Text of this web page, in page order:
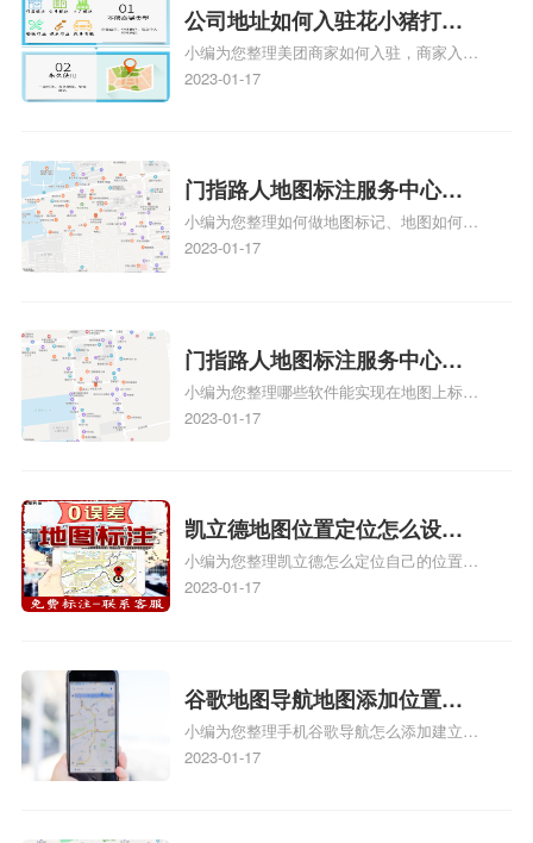
情可查看下方正文！
公司地址如何入驻花小猪打车
地图标记？指路人地图标注服
务中心铺如何入驻花小猪打车
小编为您整理美团商家如何入驻，商家入驻
教程、商家如何入驻地图、如何入驻地:、
2023-01-17
门指路人地图标注服务中心如
何做花小猪打车地图位置标
记？门指路人地图标注服务中
小编为您整理如何做地图标记、地图如何做
标记、so搜街景中如何做标记、360e启花贷
关地图标注知识，详情可查看下方正文！
2023-01-17
门指路人地图标注服务中心地
图位置地址标记？门指路人地
图标注服务中心苹果地图位置
小编为您整理哪些软件能实现在地图上标记
门指路人地图标注服务中心位置、门指路人
门指路人地图标注服务中心地址标注上地图
怎么弄相关地图标注知识，详情可查看下方
正文！
2023-01-17
凯立德地图位置定位怎么设置
自己的指路人地图标注服务中
心名？凯立德地图位置定位怎
小编为您整理凯立德怎么定位自己的位置
啊、手机凯立德地图定位怎么设置往上走、
地图标注服务中心铺招牌相关地图标注知
识，详情可查看下方正文！
2023-01-17
谷歌地图导航地图添加位置？
添加谷歌地图导航位置？
小编为您整理手机谷歌导航怎么添加建立多
人位置、如何在地图，谷歌地图添加公司位
2023-01-17